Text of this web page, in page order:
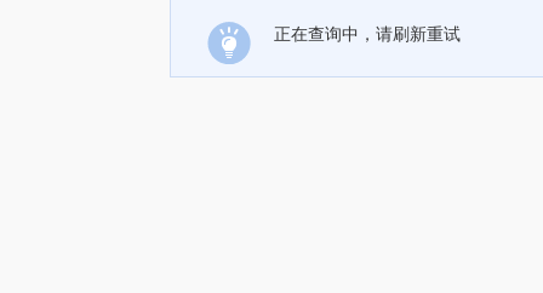
正在查询中，请刷新重试